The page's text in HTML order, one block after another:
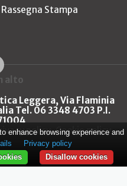
Rassegna Stampa
alto
Leggera, Via Flaminia
Tel. 06 3348 4703 P.I.
policy Cookie policy
enhance browsing experience and
Privacy policy
Disallow cookies